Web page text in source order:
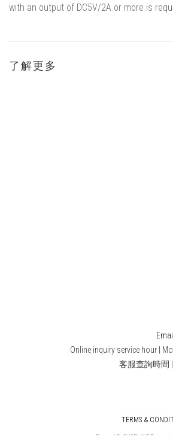
with an output of DC5V/2A or more is
了解更多
Online inquiry service hour |
客服查詢時間
TERMS &
Powered By SHOPLINE Payments